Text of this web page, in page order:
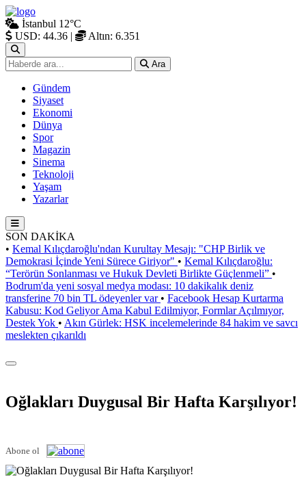
İstanbul 12°C
USD: 44.36 | Altın: 6.351
Ara
Gündem
Siyaset
Ekonomi
Dünya
Spor
Magazin
Sinema
Teknoloji
Yaşam
Yazarlar
SON DAKİKA
• Kemal Kılıçdaroğlu'ndan Kurultay Mesajı: "CHP Birlik ve
Demokrasi İçinde Yeni Sürece Giriyor" • Kemal Kılıçdaroğlu:
“Terörün Sonlanması ve Hukuk Devleti Birlikte Güçlenmeli” •
Bodrum'da yeni sosyal medya modası: 10 dakikalık deniz
transferine 70 bin TL ödeyenler var • Facebook Hesap Kurtarma
Kabusu: Kod Geliyor Ama Kabul Edilmiyor, Formlar Açılmıyor,
Destek Yok • Akın Gürlek: HSK incelemelerinde 84 hakim ve savcı
meslekten çıkarıldı
Oğlakları Duygusal Bir Hafta Karşılıyor!
Abone ol